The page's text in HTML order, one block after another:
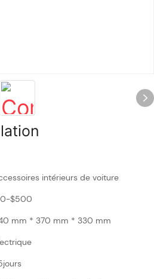
intérieurs de voiture
$500
mm * 370 mm * 330 mm